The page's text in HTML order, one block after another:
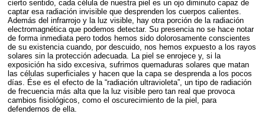
cierto sentido, cada célula de nuestra piel es un ojo diminuto capaz de
captar esa radiación invisible que desprenden los cuerpos calientes.
Además del infrarrojo y la luz visible, hay otra porción de la radiación
electromagnética que podemos detectar. Su presencia no se hace notar
de forma inmediata pero todos hemos sido dolorosamente conscientes
de su existencia cuando, por descuido, nos hemos expuesto a los rayos
solares sin la protección adecuada. La piel se enrojece y, si la
exposición ha sido excesiva, sufrimos quemaduras solares que matan
las células superficiales y hacen que la capa se desprenda a los pocos
días. Ése es el efecto de la “radiación ultravioleta”, un tipo de radiación
de frecuencia más alta que la luz visible pero tan real que provoca
cambios fisiológicos, como el oscurecimiento de la piel, para
defendernos de ella.